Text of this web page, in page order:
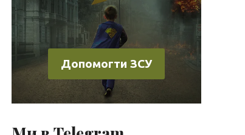
Допомогти ЗСУ